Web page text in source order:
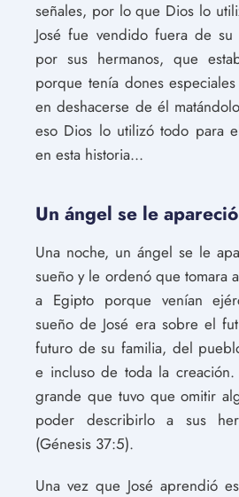
señales, por lo que Dios lo
José fue vendido fuera de su
por sus hermanos, que
porque tenía dones
en deshacerse de él
eso Dios lo utilizó todo para
en esta historia...
Un ángel se le
Una noche, un ángel se le
sueño y le ordenó que tomara
a Egipto porque venían
sueño de José era sobre el
futuro de su familia, del
e incluso de toda la
grande que tuvo que omitir
poder describirlo a sus
(Génesis 37:5).
Una vez que José aprendió